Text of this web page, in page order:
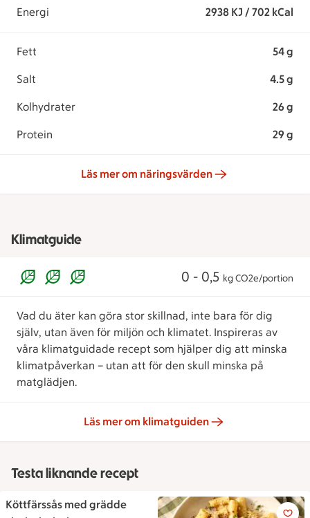
Energi 2938 KJ / 702 kCal
Fett 54 g
Salt 4.5 g
Kolhydrater 26 g
Protein 29 g
Läs mer om näringsvärden
Klimatguide
0 - 0,5 kg CO2e/portion
Vad du äter kan göra stor skillnad, inte bara för dig
själv, utan även för miljön och klimatet. Inspireras av
våra klimatguidade recept som hjälper dig att minska
klimatpåverkan – utan att för den skull minska på
matglädjen.
Läs mer om klimatguiden
Testa liknande recept
Köttfärssås med grädde
En tallrik med rigatonipasta